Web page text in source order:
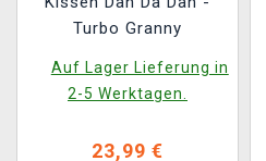
Turbo Granny
Auf Lager Lieferung in
2-5 Werktagen.
23,99 €